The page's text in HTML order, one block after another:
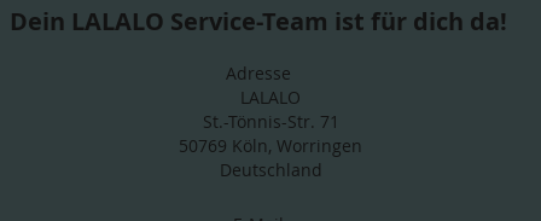
Dein LALALO Service-Team ist für dich da!
Adresse
LALALO
St.-Tönnis-Str. 71
50769 Köln, Worringen
Deutschland